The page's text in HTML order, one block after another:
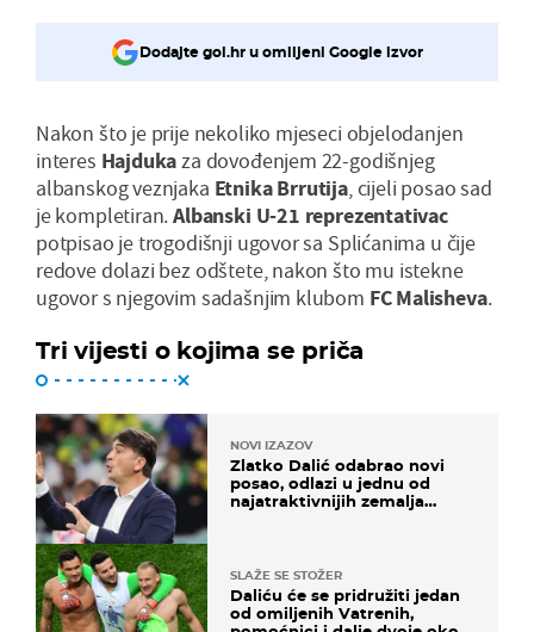
Dodajte gol.hr u omiljeni Google izvor
Nakon što je prije nekoliko mjeseci objelodanjen
interes Hajdukaza dovođenjem 22-godišnjeg
albanskog veznjaka Etnika Brrutija, cijeli posao sad
je kompletiran.Albanski U-21 reprezentativac
potpisao je trogodišnji ugovor sa Splićanima u čije
redove dolazi bez odštete, nakon što mu istekne
ugovor s njegovim sadašnjim klubom FC Malisheva.
Tri vijesti o kojima se priča
NOVI IZAZOV
Zlatko Dalić odabrao novi
posao, odlazi u jednu od
najatraktivnijih zemalja
SLAŽE SE STOŽER
Daliću će se pridružiti jedan
od omiljenih Vatrenih,